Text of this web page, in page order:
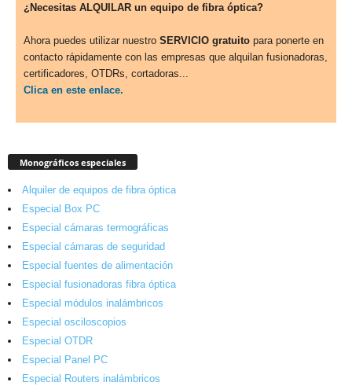
¿Necesitas ALQUILAR un equipo de fibra óptica?
Ahora puedes utilizar nuestro SERVICIO gratuito para ponerte en
contacto rápidamente con las empresas que alquilan fusionadoras,
certificadores, OTDRs, cortadoras...
Clica en este enlace.
Monográficos especiales
Alquiler de equipos de fibra óptica
Especial Box PC
Especial cámaras termográficas
Especial cámaras de seguridad
Especial fuentes de alimentación
Especial fusionadoras fibra óptica
Especial módulos inalámbricos
Especial osciloscopios
Especial OTDR
Especial Panel PC
Especial Routers inalámbricos